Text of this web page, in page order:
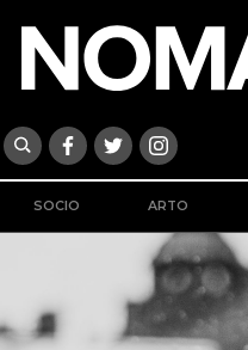
SOCIO ARTO